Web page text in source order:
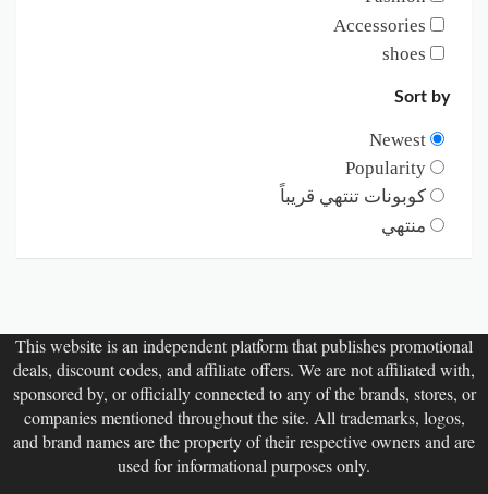
Accessories
shoes
Sort by
Newest
Popularity
كوبونات تنتهي قريباً
منتهي
This website is an independent platform that publishes promotional
deals, discount codes, and affiliate offers. We are not affiliated with,
sponsored by, or officially connected to any of the brands, stores, or
companies mentioned throughout the site. All trademarks, logos,
and brand names are the property of their respective owners and are
used for informational purposes only.